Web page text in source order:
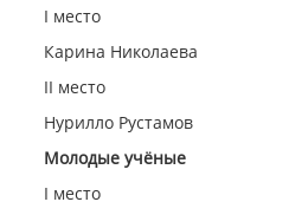
I место
Карина Николаева
II место
Нурилло Рустамов
Молодые учёные
I место